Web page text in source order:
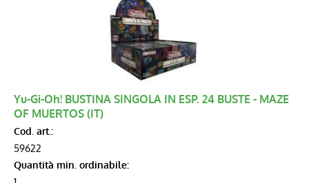
Yu-Gi-Oh! BUSTINA SINGOLA IN ESP. 24 BUSTE - MAZE
OF MUERTOS (IT)
Cod. art.:
59622
Quantità min. ordinabile: